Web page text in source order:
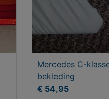
Mercedes C-
bekleding
€ 54,95